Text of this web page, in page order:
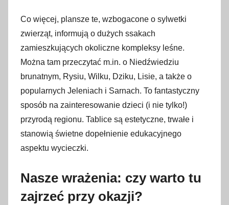
Co więcej, plansze te, wzbogacone o sylwetki
zwierząt, informują o dużych ssakach
zamieszkujących okoliczne kompleksy leśne.
Można tam przeczytać m.in. o Niedźwiedziu
brunatnym, Rysiu, Wilku, Dziku, Lisie, a także o
popularnych Jeleniach i Sarnach. To fantastyczny
sposób na zainteresowanie dzieci (i nie tylko!)
przyrodą regionu. Tablice są estetyczne, trwałe i
stanowią świetne dopełnienie edukacyjnego
aspektu wycieczki.
Nasze wrażenia: czy warto tu
zajrzeć przy okazji?